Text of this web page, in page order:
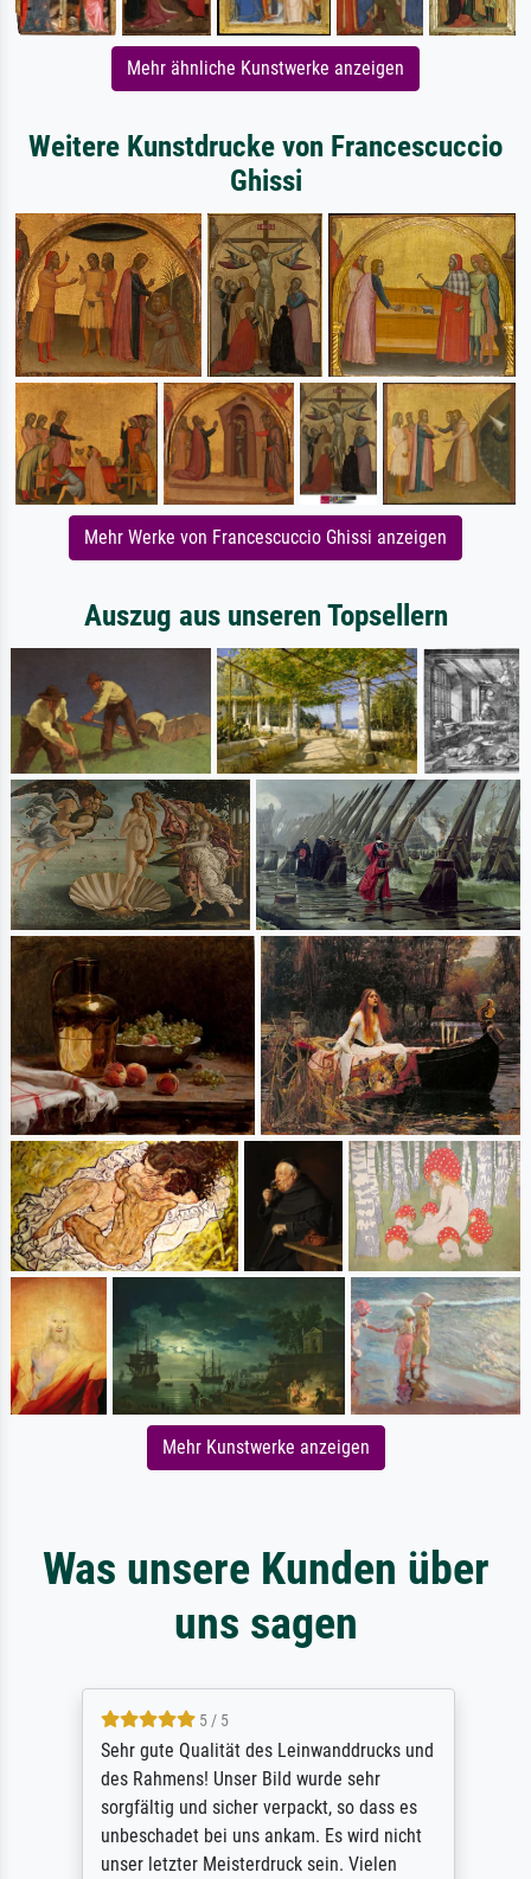
Mehr ähnliche Kunstwerke anzeigen
Weitere Kunstdrucke von Francescuccio
Ghissi
Mehr Werke von Francescuccio Ghissi anzeigen
Auszug aus unseren Topsellern
Mehr Kunstwerke anzeigen
Was unsere Kunden über
uns sagen
5 / 5
Sehr gute Qualität des Leinwanddrucks und
des Rahmens! Unser Bild wurde sehr
sorgfältig und sicher verpackt, so dass es
unbeschadet bei uns ankam. Es wird nicht
unser letzter Meisterdruck sein. Vielen